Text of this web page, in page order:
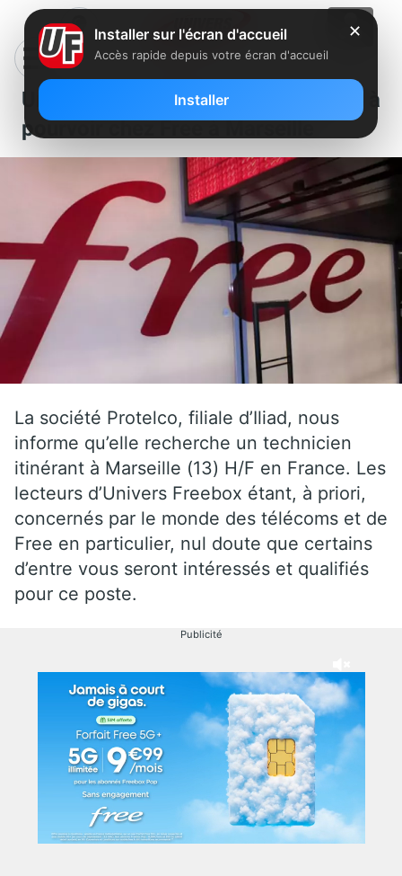
Un poste de technicien itinérant est à
pourvoir chez Free à Marseille
La société Protelco, filiale d’Iliad, nous
informe qu’elle recherche un technicien
itinérant à Marseille (13) H/F en France. Les
lecteurs d’Univers Freebox étant, à priori,
concernés par le monde des télécoms et de
Free en particulier, nul doute que certains
d’entre vous seront intéressés et qualifiés
pour ce poste.
Publicité
✕
Installer sur l'écran d'accueil
Accès rapide depuis votre écran d'accueil
Installer